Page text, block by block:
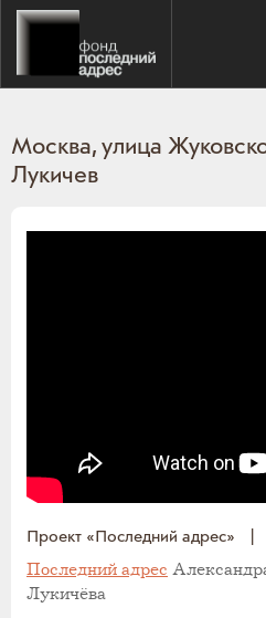
Москва, улица
Лукичев
Проект «Последний адрес»
Последний адрес
Лукичёва